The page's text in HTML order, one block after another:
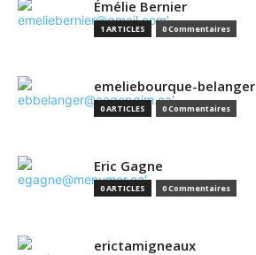
Émélie Bernier
1 ARTICLES 0 Commentaires
emeliebourque-belanger
0 ARTICLES 0 Commentaires
Eric Gagne
0 ARTICLES 0 Commentaires
erictamigneaux